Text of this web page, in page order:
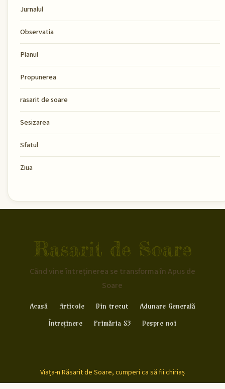
Jurnalul
Observatia
Planul
Propunerea
rasarit de soare
Sesizarea
Sfatul
Ziua
Rasarit de Soare
Când vine întreținerea se transforma în Apus de
Soare
Acasă Articole Din trecut
Adunare Generală
Întreținere
Primăria S3 Despre noi
Viața-n Răsarit de Soare, cumperi ca să fii chiriaș